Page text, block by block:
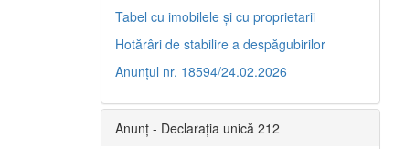
Tabel cu imobilele și cu proprietarii
Hotărâri de stabilire a despăgubirilor
Anunțul nr. 18594/24.02.2026
Anunț - Declarația unică 212